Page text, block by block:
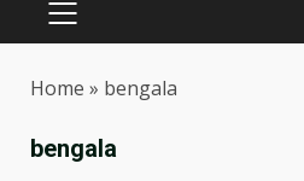
PRIMARY
Home » bengala
bengala